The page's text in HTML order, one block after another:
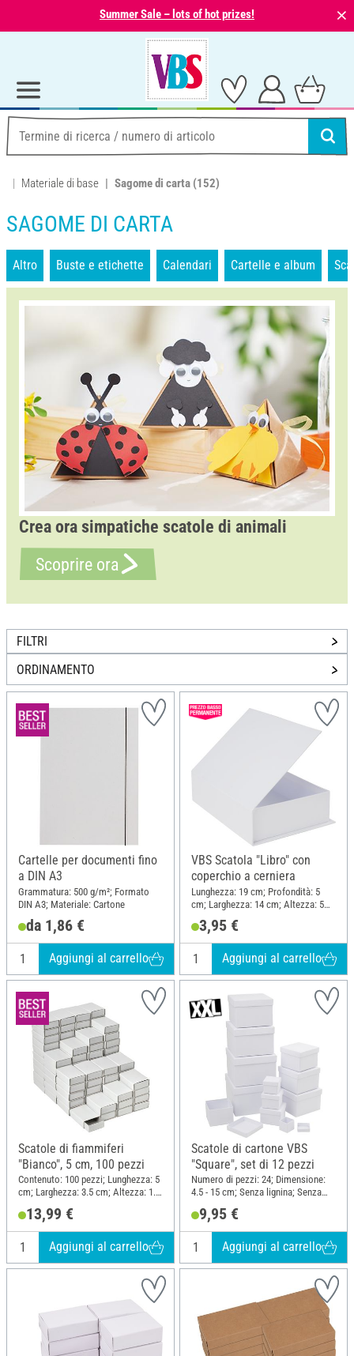
Summer Sale – lots of hot prizes! ⨯
Materiale di base Sagome di carta (152)
SAGOME DI CARTA
Altro Buste e etichette Calendari Cartelle e album
Crea ora simpatiche scatole di animali
Scoprire ora
FILTRI
ORDINAMENTO
Cartelle per documenti fino
a DIN A3
Grammatura: 500 g/m²; Formato
DIN A3; Materiale: Cartone
da 1,86 €
Aggiungi al carrello
VBS Scatola "Libro" con
coperchio a cerniera
Lunghezza: 19 cm; Profondità: 5
cm; Larghezza: 14 cm; Altezza: 5
Cartone
3,95 €
Aggiungi al carrello
Scatole di fiammiferi
"Bianco", 5 cm, 100 pezzi
Contenuto: 100 pezzi; Lunghezza: 5
cm; Larghezza: 3.5 cm; Altezza: 1.5
13,99 €
Aggiungi al carrello
Scatole di cartone VBS
"Square", set di 12 pezzi
Numero di pezzi: 24; Dimensione:
4.5 - 15 cm; Senza lignina; Senza
Materiale: Cartone
9,95 €
Aggiungi al carrello